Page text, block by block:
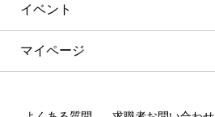
イベント
マイページ